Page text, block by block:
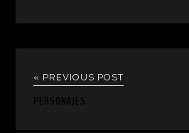
« PREVIOUS POST
PERSONAJES